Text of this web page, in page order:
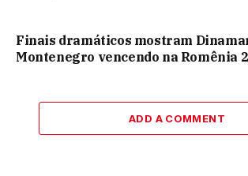
Finais dramáticos mostram
Montenegro vencendo na Romênia
ADD A COMMENT